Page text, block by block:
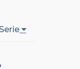
Serie